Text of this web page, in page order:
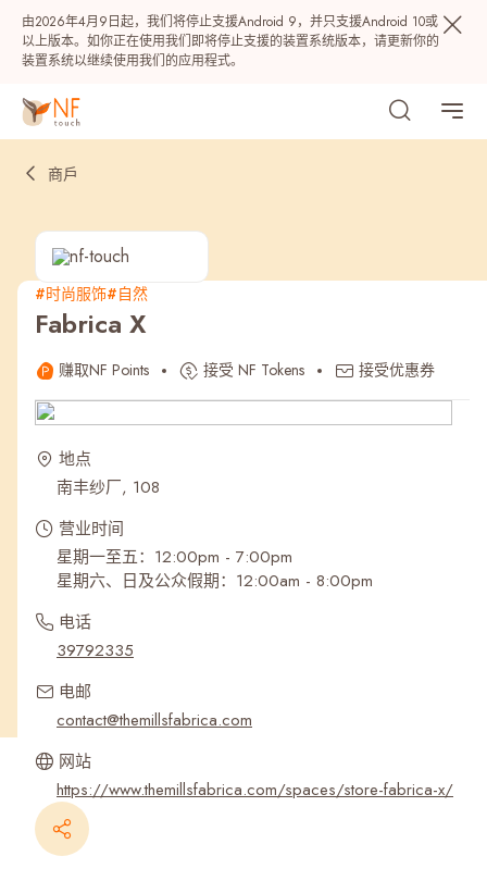
由2026年4月9日起，我们将停止支援Android 9，并只支援Android 10或
以上版本。如你正在使用我们即将停止支援的装置系统版本，请更新你的
装置系统以继续使用我们的应用程式。
热门
最近搜寻纪录
商戶
#时尚服饰#自然
Fabrica X
赚取NF Points 接受 NF Tokens 接受优惠券
地点
南丰纱厂, 108
营业时间
星期一至五：12:00pm - 7:00pm
星期六、日及公众假期：12:00am - 8:00pm
电话
39792335
电邮
contact@themillsfabrica.com
网站
https://www.themillsfabrica.com/spaces/store-fabrica-x/